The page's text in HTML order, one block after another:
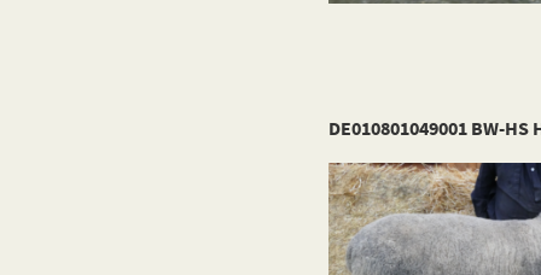
DE010801049001 BW-HS